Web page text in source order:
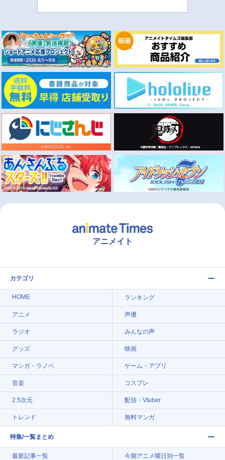
アニメイト
カテゴリ
HOME ランキング
アニメ 声優
ラジオ みんなの声
グッズ 映画
マンガ・ラノベ ゲーム・アプリ
音楽 コスプレ
2.5次元 配信・Vtuber
トレンド 無料マンガ
特集/一覧まとめ
最新記事一覧 今期アニメ曜日別一覧